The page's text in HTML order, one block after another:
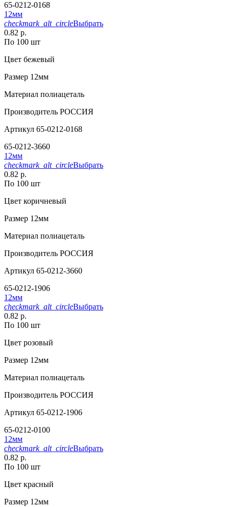
65-0212-0168
12мм
checkmark_alt_circleВыбрать
0.82 р.
По 100 шт
Цвет бежевый
Размер 12мм
Материал полиацеталь
Производитель РОССИЯ
Артикул 65-0212-0168
65-0212-3660
12мм
checkmark_alt_circleВыбрать
0.82 р.
По 100 шт
Цвет коричневый
Размер 12мм
Материал полиацеталь
Производитель РОССИЯ
Артикул 65-0212-3660
65-0212-1906
12мм
checkmark_alt_circleВыбрать
0.82 р.
По 100 шт
Цвет розовый
Размер 12мм
Материал полиацеталь
Производитель РОССИЯ
Артикул 65-0212-1906
65-0212-0100
12мм
checkmark_alt_circleВыбрать
0.82 р.
По 100 шт
Цвет красный
Размер 12мм